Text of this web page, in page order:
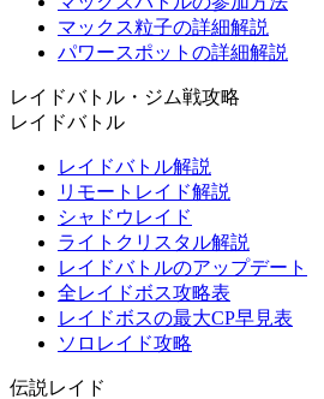
マックス粒子の詳細解説
パワースポットの詳細解説
レイドバトル・ジム戦攻略
レイドバトル
レイドバトル解説
リモートレイド解説
シャドウレイド
ライトクリスタル解説
レイドバトルのアップデート
全レイドボス攻略表
レイドボスの最大CP早見表
ソロレイド攻略
伝説レイド